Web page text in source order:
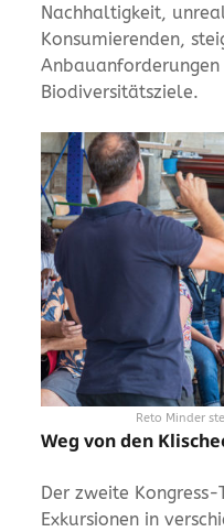
Nachhaltigkeit,
Konsumierenden,
Biodiversitätsziele.
Reto Minder
Weg von den
Der zweite
Exkursionen in